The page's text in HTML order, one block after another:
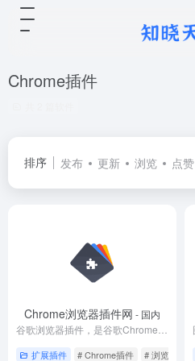
Chrome插件
排序 发布 更新 浏览 点赞
Chrome浏览器插件网 - 国内
扩展插件 # Chrome插件 # 浏览器工具